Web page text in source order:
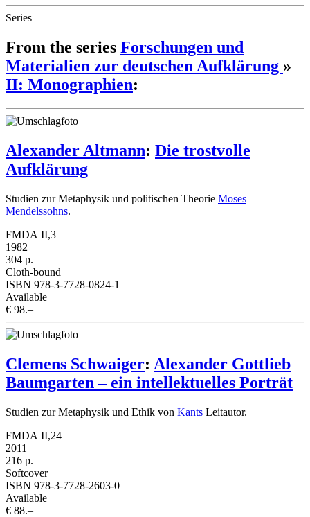
Series
From the series Forschungen und
Materialien zur deutschen Aufklärung »
II: Monographien:
Alexander Altmann: Die trostvolle
Aufklärung
Studien zur Metaphysik und politischen Theorie Moses
Mendelssohns.
FMDA II,3
1982
304 p.
Cloth-bound
ISBN 978-3-7728-0824-1
Available
€ 98.–
Clemens Schwaiger: Alexander Gottlieb
Baumgarten – ein intellektuelles Porträt
Studien zur Metaphysik und Ethik von Kants Leitautor.
FMDA II,24
2011
216 p.
Softcover
ISBN 978-3-7728-2603-0
Available
€ 88.–